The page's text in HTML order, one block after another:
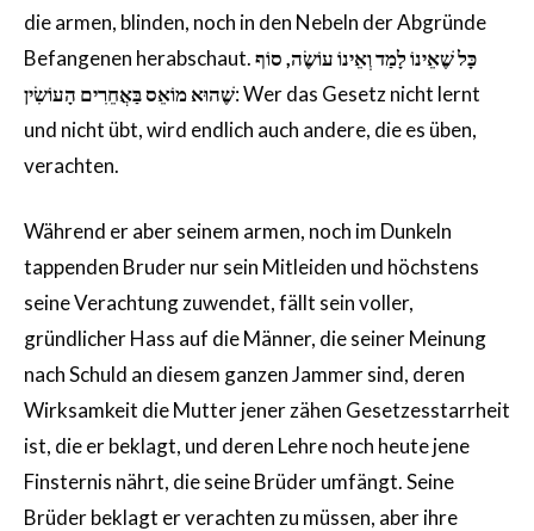
die armen, blinden, noch in den Nebeln der Abgründe
Befangenen herabschaut.כָּל שֶׁאֵינוֹ לָמַד וְאֵינוֹ עוֹשֶׂה, סוֹף
שֶׁהוּא מוֹאֵס בַּאֲחֵרִים הָעוֹשִׂין
: Wer das Gesetz nicht lernt
und nicht übt, wird endlich auch andere, die es üben,
verachten.
Während er aber seinem armen, noch im Dunkeln
tappenden Bruder nur sein Mitleiden und höchstens
seine Verachtung zuwendet, fällt sein voller,
gründlicher Hass auf die Männer, die seiner Meinung
nach Schuld an diesem ganzen Jammer sind, deren
Wirksamkeit die Mutter jener zähen Gesetzesstarrheit
ist, die er beklagt, und deren Lehre noch heute jene
Finsternis nährt, die seine Brüder umfängt. Seine
Brüder beklagt er verachten zu müssen, aber ihre